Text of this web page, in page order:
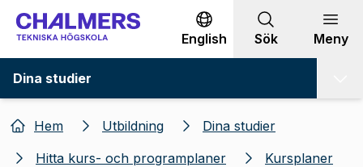
Gå till innehållet
English Sök Meny
Dina studier
Hem Utbildning
Dina studier
Hitta kurs- och programplaner
Kursplaner